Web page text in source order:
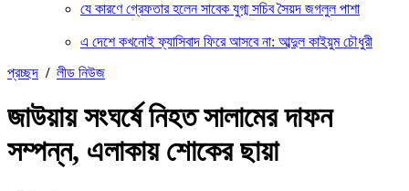
যে কারণে গ্রেফতার হলেন সাবেক যুগ্ম সচিব সৈয়দ জগলুল পাশা
এ দেশে কখনোই ফ্যাসিবাদ ফিরে আসবে না: আব্দুল কাইয়ুম চৌধুরী
প্রচ্ছদ / লীড নিউজ
জাউয়ায় সংঘর্ষে নিহত সালামের দাফন
সম্পন্ন, এলাকায় শোকের ছায়া